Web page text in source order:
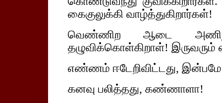
கைகுலுக்கி வாழ்த்துகிறார்கள்!
வெண்ணிற ஆடை
தழுவிக்கொள்கிறாள்! இருவரும்
எண்ணம் ஈடேறிவிட்டது,
கனவு பலித்தது, கண்ணாளா!